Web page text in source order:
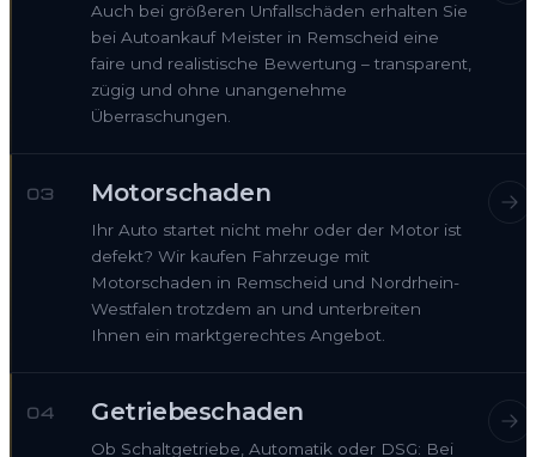
Auch bei größeren Unfallschäden erhalten Sie
bei Autoankauf Meister in Remscheid eine
faire und realistische Bewertung – transparent,
zügig und ohne unangenehme
Überraschungen.
03 Motorschaden
Ihr Auto startet nicht mehr oder der Motor ist
defekt? Wir kaufen Fahrzeuge mit
Motorschaden in Remscheid und Nordrhein-
Westfalen trotzdem an und unterbreiten
Ihnen ein marktgerechtes Angebot.
04 Getriebeschaden
Ob Schaltgetriebe, Automatik oder DSG: Bei